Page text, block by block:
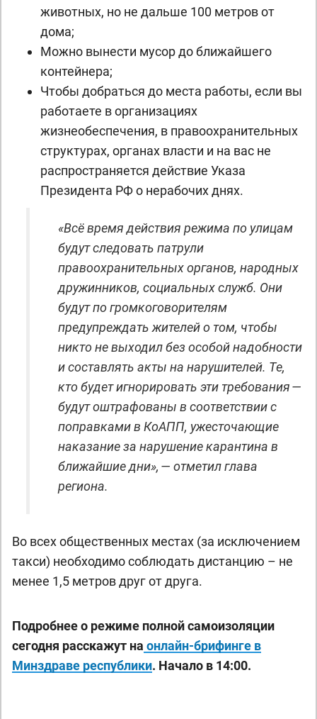
животных, но не дальше 100 метров от
дома;
Можно вынести мусор до ближайшего
контейнера;
Чтобы добраться до места работы, если вы
работаете в организациях
жизнеобеспечения, в правоохранительных
структурах, органах власти и на вас не
распространяется действие Указа
Президента РФ о нерабочих днях.
«Всё время действия режима по улицам
будут следовать патрули
правоохранительных органов, народных
дружинников, социальных служб. Они
будут по громкоговорителям
предупреждать жителей о том, чтобы
никто не выходил без особой надобности
и составлять акты на нарушителей. Те,
кто будет игнорировать эти требования —
будут оштрафованы в соответствии с
поправками в КоАПП, ужесточающие
наказание за нарушение карантина в
ближайшие дни», — отметил глава
региона.
Во всех общественных местах (за исключением
такси) необходимо соблюдать дистанцию – не
менее 1,5 метров друг от друга.
Подробнее о режиме полной самоизоляции
сегодня расскажут на онлайн-брифинге в
Минздраве республики. Начало в 14:00.